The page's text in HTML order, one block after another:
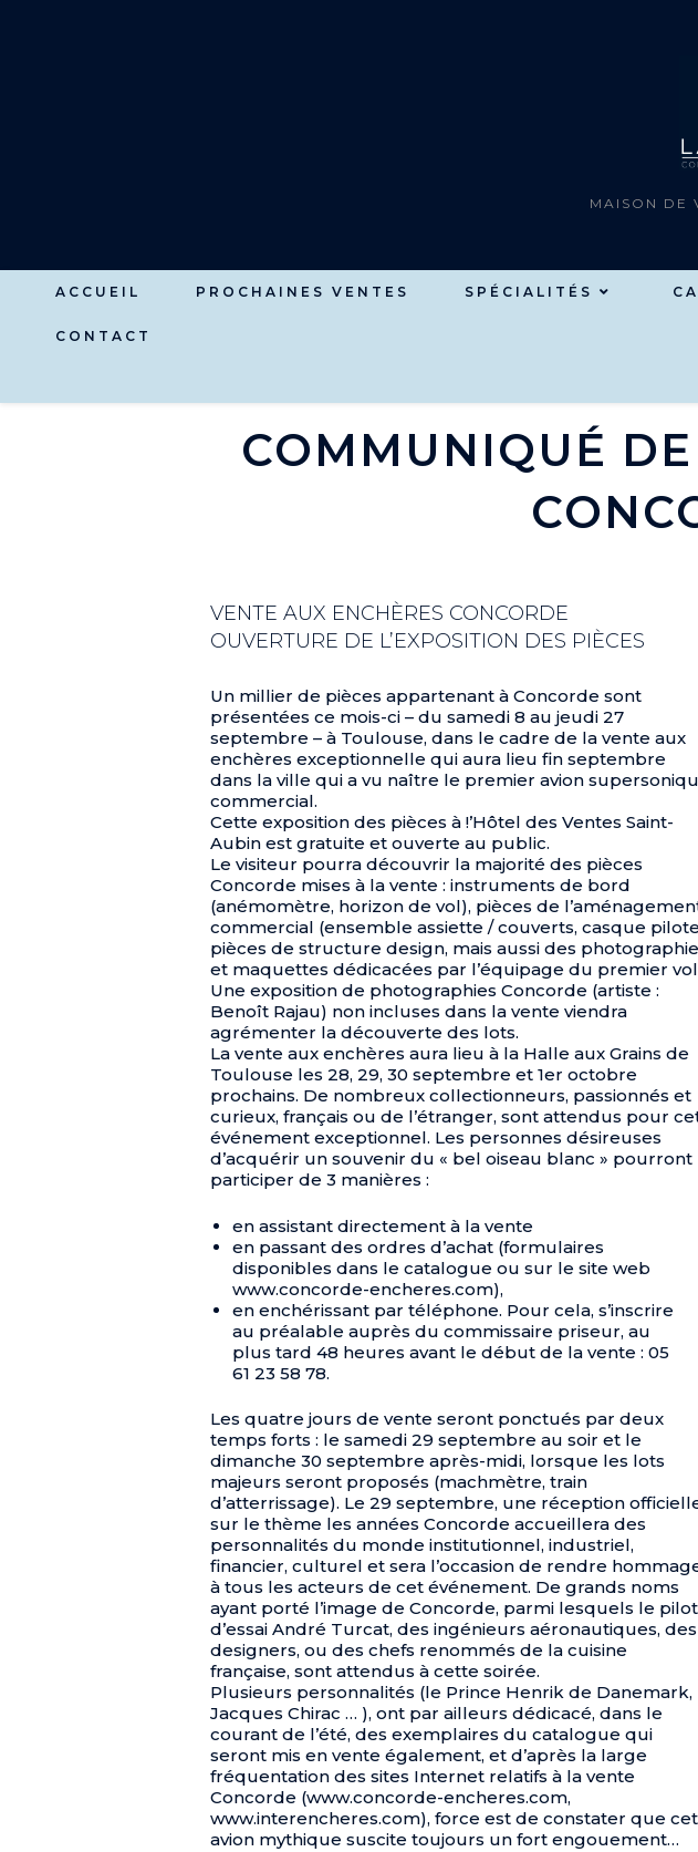
MAISON DE
ACCUEIL PROCHAINES VENTES SPÉCIALITÉS
CONTACT
COMMUNIQUÉ
VENTE AUX ENCHÈRES CONCORDE
OUVERTURE DE L’EXPOSITION DES PIÈCES
Un millier de pièces appartenant à Concorde sont
présentées ce mois-ci – du samedi 8 au jeudi 27
septembre – à Toulouse, dans le cadre de la vente aux
enchères exceptionnelle qui aura lieu fin septembre
dans la ville qui a vu naître le premier avion
commercial.
Cette exposition des pièces à !’Hôtel des Ventes Saint-
Aubin est gratuite et ouverte au public.
Le visiteur pourra découvrir la majorité des pièces
Concorde mises à la vente : instruments de bord
(anémomètre, horizon de vol), pièces de
commercial (ensemble assiette / couverts, casque
pièces de structure design, mais aussi des
et maquettes dédicacées par l’équipage du premier
Une exposition de photographies Concorde (artiste :
Benoît Rajau) non incluses dans la vente viendra
agrémenter la découverte des lots.
La vente aux enchères aura lieu à la Halle aux Grains de
Toulouse les 28, 29, 30 septembre et 1er octobre
prochains. De nombreux collectionneurs, passionnés et
curieux, français ou de l’étranger, sont attendus pour
événement exceptionnel. Les personnes désireuses
d’acquérir un souvenir du « bel oiseau blanc » pourront
participer de 3 manières :
en assistant directement à la vente
en passant des ordres d’achat (formulaires
disponibles dans le catalogue ou sur le site web
www.concorde-encheres.com),
en enchérissant par téléphone. Pour cela, s’inscrire
au préalable auprès du commissaire ­priseur, au
plus tard 48 heures avant le début de la vente : 05
61 23 58 78.
Les quatre jours de vente seront ponctués par deux
temps forts : le samedi 29 septembre au soir et le
dimanche 30 septembre après-midi, lorsque les lots
majeurs seront proposés (machmètre, train
d’atterrissage). Le 29 septembre, une réception
sur le thème les années Concorde accueillera des
personnalités du monde institutionnel, industriel,
financier, culturel et sera l’occasion de rendre
à tous les acteurs de cet événement. De grands noms
ayant porté l’image de Concorde, parmi lesquels le
d’essai André Turcat, des ingénieurs aéronautiques, des
designers, ou des chefs renommés de la cuisine
française, sont attendus à cette soirée.
Plusieurs personnalités (le Prince Henrik de Danemark,
Jacques Chirac … ), ont par ailleurs dédicacé, dans le
courant de l’été, des exemplaires du catalogue qui
seront mis en vente également, et d’après la large
fréquentation des sites Internet relatifs à la vente
Concorde (www.concorde-encheres.com,
www.interencheres.com), force est de constater que cet
avion mythique suscite toujours un fort engouement…